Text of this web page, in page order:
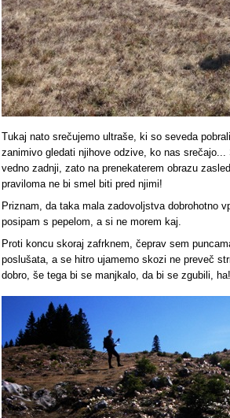
Tukaj nato srečujemo ultraše, ki so seveda
zanimivo gledati njihove odzive, ko nas srečajo...
vedno zadnji, zato na prenekaterem obrazu
praviloma ne bi smel biti pred njimi!
Priznam, da taka mala zadovoljstva dobrohotno
posipam s pepelom, a si ne morem kaj.
Proti koncu skoraj zafrknem, čeprav sem
poslušata, a se hitro ujamemo skozi ne preveč
dobro, še tega bi se manjkalo, da bi se zgubili, ha!